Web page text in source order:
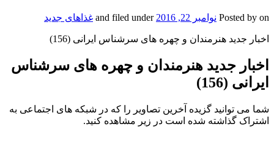
Posted by on نوامبر 22, 2016 and filed under غذاهای جدید
اخبار جدید هنرمندان و چهره های سرشناس ایرانی (156)
اخبار جدید هنرمندان و چهره های سرشناس
ایرانی (156)
شما می توانید گزیده آخرین تصاویر را که در شبکه های اجتماعی به
اشتراک گذاشته شده است در زیر مشاهده کنید.